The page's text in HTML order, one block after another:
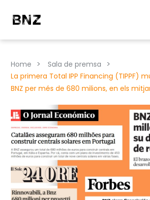
Home > Sala de premsa >
La primera Total IPP Financing (TIPPF)
BNZ per més de 680 milions, en els